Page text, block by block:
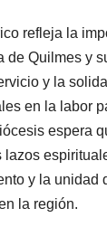
refleja la
de Quilmes y
y la
en la labor
espera
lazos
y la unidad
la región.